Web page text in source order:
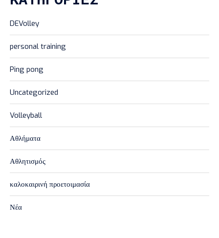
DEVolley
personal training
Ping pong
Uncategorized
Volleyball
Αθλήματα
Αθλητισμός
καλοκαιρινή προετοιμασία
Νέα